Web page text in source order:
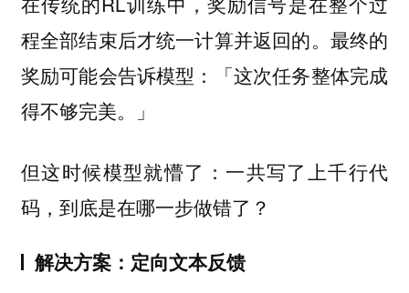
程全部结束后才统一计算并返回的。最终的
奖励可能会告诉模型：「这次任务整体完成
得不够完美。」
但这时候模型就懵了：一共写了上千行代
码，到底是在哪一步做错了？
解决方案：定向文本反馈